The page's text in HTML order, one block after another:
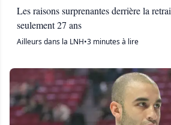
Les raisons surprenantes derrière la
seulement 27 ans
Ailleurs dans la LNH•3 minutes à lire